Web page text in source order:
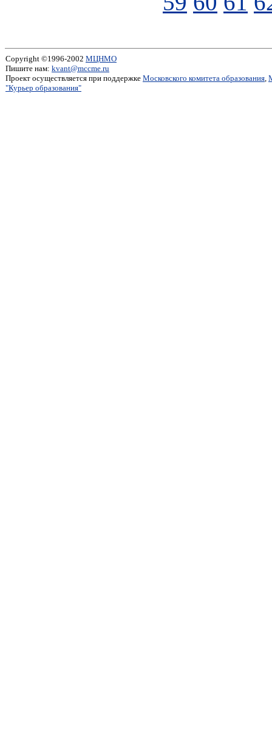
Copyright ©1996-2002 МЦНМО
Пишите нам: kvant@mccme.ru
Проект осуществляется при поддержке Московского комитета образования,
"Курьер образования"